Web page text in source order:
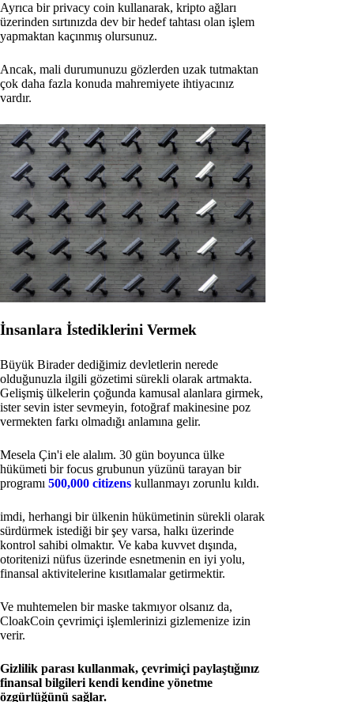
Ayrıca bir privacy coin kullanarak, kripto ağları
üzerinden sırtınızda dev bir hedef tahtası olan işlem
yapmaktan kaçınmış olursunuz.
Ancak, mali durumunuzu gözlerden uzak tutmaktan
çok daha fazla konuda mahremiyete ihtiyacınız
vardır.
İnsanlara İstediklerini Vermek
Büyük Birader dediğimiz devletlerin nerede
olduğunuzla ilgili gözetimi sürekli olarak artmakta.
Gelişmiş ülkelerin çoğunda kamusal alanlara girmek,
ister sevin ister sevmeyin, fotoğraf makinesine poz
vermekten farkı olmadığı anlamına gelir.
Mesela Çin'i ele alalım. 30 gün boyunca ülke
hükümeti bir focus grubunun yüzünü tarayan bir
programı 500,000 citizens kullanmayı zorunlu kıldı.
imdi, herhangi bir ülkenin hükümetinin sürekli olarak
sürdürmek istediği bir şey varsa, halkı üzerinde
kontrol sahibi olmaktır. Ve kaba kuvvet dışında,
otoritenizi nüfus üzerinde esnetmenin en iyi yolu,
finansal aktivitelerine kısıtlamalar getirmektir.
Ve muhtemelen bir maske takmıyor olsanız da,
CloakCoin çevrimiçi işlemlerinizi gizlemenize izin
verir.
Gizlilik parası kullanmak, çevrimiçi paylaştığınız
finansal bilgileri kendi kendine yönetme
özgürlüğünü sağlar.